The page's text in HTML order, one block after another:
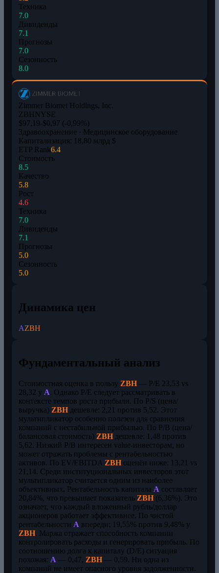
Техника
7.0
Дивиденды
7.1
Прогнозы
7.0
Сезонность
8.0
Zimmer Biomet Holdings, Inc.
ZBHNYSE
$97,19-$0,97 (-0,99%)
Здравоохранение · Медицинское оборудование
Капитализация: 18,80 млрд $
ETP Rank6.4
Стоимость
8.5
Качество
5.8
Рост
4.6
Техника
7.0
Дивиденды
7.1
Прогнозы
5.0
Сезонность
5.0
Динамика цен
AZBH
Фундаментальный анализ
Стоимостная оценка в пользу ZBH— P/E 23,53 vs
28,32 у A. Однако P/E следует рассматривать в
контексте темпов роста прибыли. По P/S (цена/
выручка) ZBHдешевле: 2,21 против 5,52. Этот
мультипликатор особенно полезен для сравнения
компаний с нестабильной прибылью. По P/B (цена/
балансовая стоимость) ZBHдешевле: 1,48 против
5,62. Низкий P/B интересен value-инвесторам, но
может отражать проблемы с рентабельностью
активов. По EV/EBITDA ZBHоценён ниже: 13,21 vs
21,14. Среди институциональных инвесторов этот
мультипликатор считается одним из наиболее
объективных. Рентабельность капитала A составляет
20,84%, что превышает показатель ZBH(6,36%). Это
означает, что каждый вложенный рубль/доллар
акционеров работает эффективнее. По чистой
рентабельности A впереди: 19,55% против 9,48% у
ZBH. Маржа отражает способность компании
контролировать расходы и генерировать прибыль. По
соотношению долга к капиталу (D/E) ситуация
похожая: A — 0,47, ZBH— 0,59. Ни одна из
компаний не имеет опасного уровня задолженности.